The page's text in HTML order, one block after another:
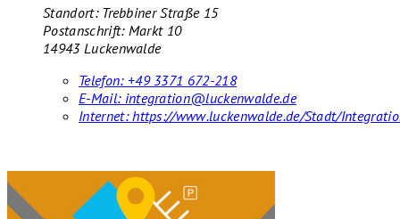
Standort: Trebbiner Straße 15
Postanschrift: Markt 10
14943 Luckenwalde
Telefon: +49 3371 672-218
E-Mail: integration@luckenwalde.de
Internet:https://www.luckenwalde.de/Stadt/